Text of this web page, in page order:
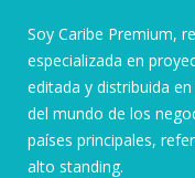
Soy Caribe Premium,
especializada en
editada y distribuida
del mundo de los
países principales,
alto standing.